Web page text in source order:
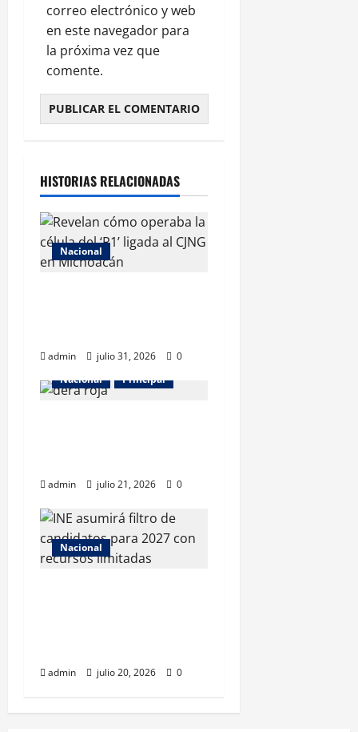
correo electrónico y web
en este navegador para
la próxima vez que
comente.
HISTORIAS RELACIONADAS
Nacional
admin julio 31, 2026
0
Nacional
Principal
admin julio 21, 2026 0
Nacional
admin julio 20, 2026 0